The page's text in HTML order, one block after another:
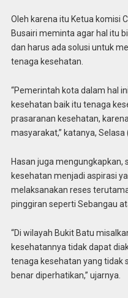
Oleh karena itu Ketua komisi
Busairi meminta agar hal itu
dan harus ada solusi untuk
tenaga kesehatan.
“Pemerintah kota dalam hal
kesehatan baik itu tenaga
prasaranan kesehatan,
masyarakat,” katanya,
Hasan juga mengungkapkan,
kesehatan menjadi aspirasi
melaksanakan reses
pinggiran seperti Sebangau
“Di wilayah Bukit Batu
kesehatannya tidak dapat
tenaga kesehatan yang tidak
benar diperhatikan,” ujarnya.